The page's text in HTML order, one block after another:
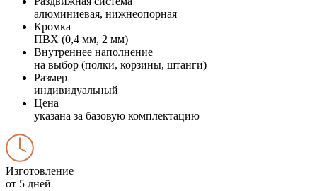
алюминиевая, нижнеопорная
Кромка
ПВХ (0,4 мм, 2 мм)
Внутреннее наполнение
на выбор (полки, корзины, штанги)
Размер
индивидуальный
Цена
указана за базовую комплектацию
Изготовление
от 5 дней